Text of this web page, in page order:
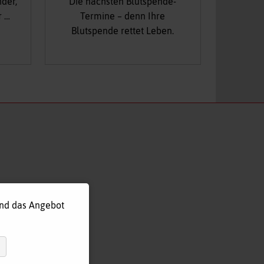
…
Termine – denn Ihre
Blutspende rettet Leben.
das Angebot